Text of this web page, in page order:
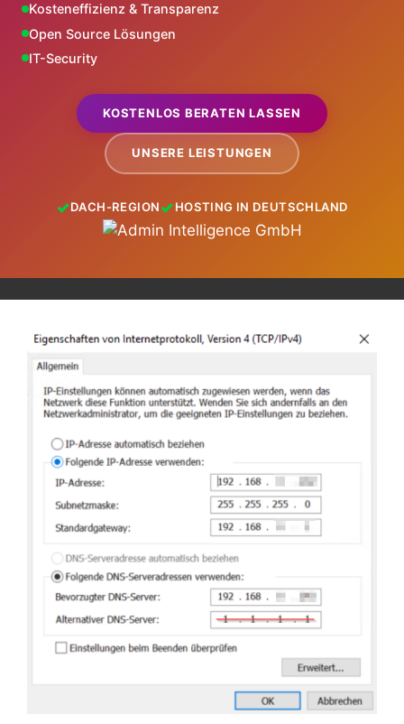
Kosteneffizienz & Transparenz
Open Source Lösungen
IT-Security
KOSTENLOS BERATEN LASSEN
UNSERE LEISTUNGEN
DACH-REGION HOSTING IN DEUTSCHLAND